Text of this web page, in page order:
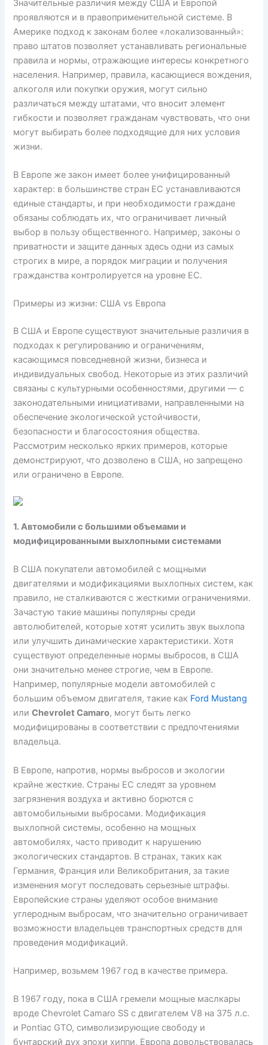
Значительные различия между США и Европой
проявляются и в правоприменительной системе. В
Америке подход к законам более «локализованный»:
право штатов позволяет устанавливать региональные
правила и нормы, отражающие интересы конкретного
населения. Например, правила, касающиеся вождения,
алкоголя или покупки оружия, могут сильно
различаться между штатами, что вносит элемент
гибкости и позволяет гражданам чувствовать, что они
могут выбирать более подходящие для них условия
жизни.
В Европе же закон имеет более унифицированный
характер: в большинстве стран ЕС устанавливаются
единые стандарты, и при необходимости граждане
обязаны соблюдать их, что ограничивает личный
выбор в пользу общественного. Например, законы о
приватности и защите данных здесь одни из самых
строгих в мире, а порядок миграции и получения
гражданства контролируется на уровне ЕС.
Примеры из жизни: США vs Европа
В США и Европе существуют значительные различия в
подходах к регулированию и ограничениям,
касающимся повседневной жизни, бизнеса и
индивидуальных свобод. Некоторые из этих различий
связаны с культурными особенностями, другими — с
законодательными инициативами, направленными на
обеспечение экологической устойчивости,
безопасности и благосостояния общества.
Рассмотрим несколько ярких примеров, которые
демонстрируют, что дозволено в США, но запрещено
или ограничено в Европе.
1. Автомобили с большими объемами и
модифицированными выхлопными системами
В США покупатели автомобилей с мощными
двигателями и модификациями выхлопных систем, как
правило, не сталкиваются с жесткими ограничениями.
Зачастую такие машины популярны среди
автолюбителей, которые хотят усилить звук выхлопа
или улучшить динамические характеристики. Хотя
существуют определенные нормы выбросов, в США
они значительно менее строгие, чем в Европе.
Например, популярные модели автомобилей с
большим объемом двигателя, такие как Ford Mustang
илиChevrolet Camaro, могут быть легко
модифицированы в соответствии с предпочтениями
владельца.
В Европе, напротив, нормы выбросов и экологии
крайне жесткие. Страны ЕС следят за уровнем
загрязнения воздуха и активно борются с
автомобильными выбросами. Модификация
выхлопной системы, особенно на мощных
автомобилях, часто приводит к нарушению
экологических стандартов. В странах, таких как
Германия, Франция или Великобритания, за такие
изменения могут последовать серьезные штрафы.
Европейские страны уделяют особое внимание
углеродным выбросам, что значительно ограничивает
возможности владельцев транспортных средств для
проведения модификаций.
Например, возьмем 1967 год в качестве примера.
В 1967 году, пока в США гремели мощные маслкары
вроде Chevrolet Camaro SS с двигателем V8 на 375 л.с.
и Pontiac GTO, символизирующие свободу и
бунтарский дух эпохи хиппи, Европа довольствовалась